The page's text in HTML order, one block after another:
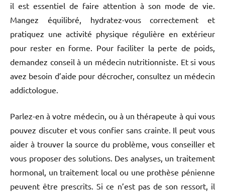
il est essentiel de faire attention à son mode de vie.
Mangez équilibré, hydratez-vous correctement et
pratiquez une activité physique régulière en extérieur
pour rester en forme. Pour faciliter la perte de poids,
demandez conseil à un médecin nutritionniste. Et si vous
avez besoin d’aide pour décrocher, consultez un médecin
addictologue.
Parlez-en à votre médecin, ou à un thérapeute à qui vous
pouvez discuter et vous confier sans crainte. Il peut vous
aider à trouver la source du problème, vous conseiller et
vous proposer des solutions. Des analyses, un traitement
hormonal, un traitement local ou une prothèse pénienne
peuvent être prescrits. Si ce n’est pas de son ressort, il